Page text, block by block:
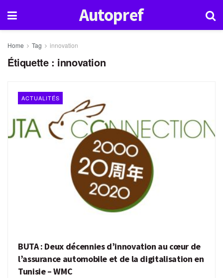
Autopref
Home Tag innovation
Étiquette : innovation
ACTUALITÉS
BUTA : Deux décennies d’innovation au cœur de
l’assurance automobile et de la digitalisation en
Tunisie – WMC